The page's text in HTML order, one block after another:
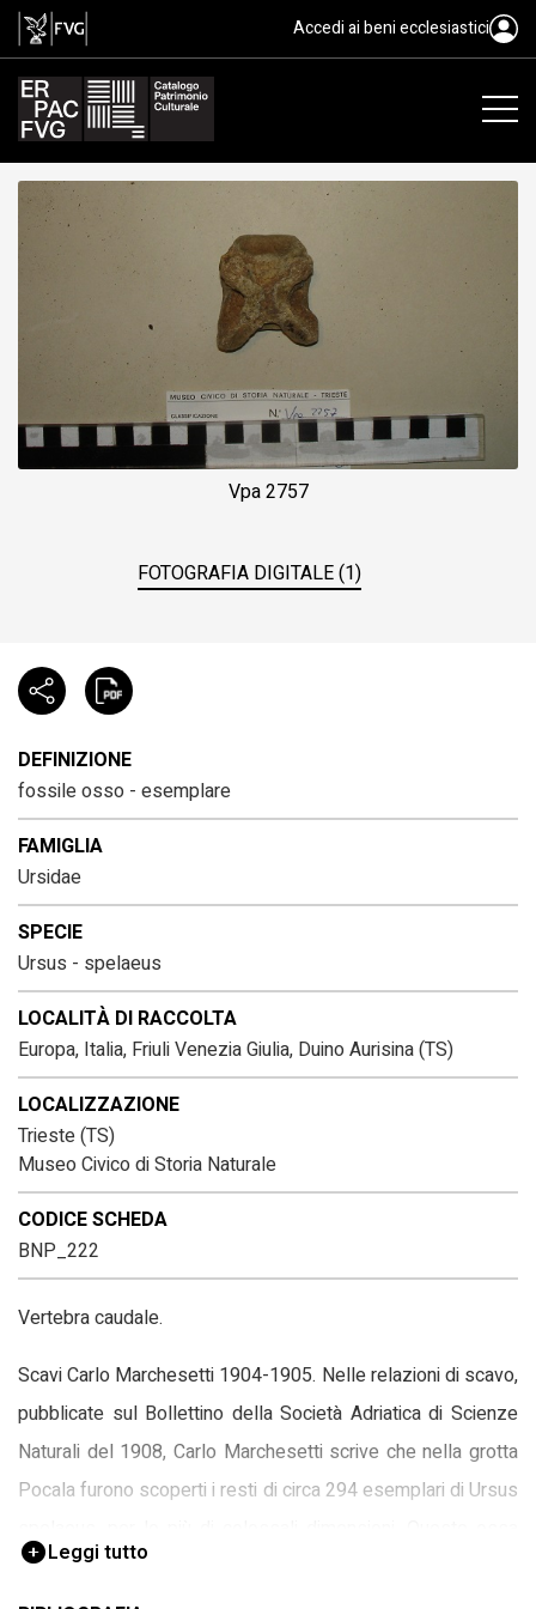
fossile, Animalia, Mammalia
Accedi ai beni ecclesiastici
Vpa 2757
FOTOGRAFIA DIGITALE (1)
DEFINIZIONE
fossile osso - esemplare
FAMIGLIA
Ursidae
SPECIE
Ursus - spelaeus
LOCALITÀ DI RACCOLTA
Europa, Italia, Friuli Venezia Giulia, Duino Aurisina (TS)
LOCALIZZAZIONE
Trieste (TS)
Museo Civico di Storia Naturale
CODICE SCHEDA
BNP_222
Vertebra caudale.
Scavi Carlo Marchesetti 1904-1905. Nelle relazioni di scavo,
pubblicate sul Bollettino della Società Adriatica di Scienze
Naturali del 1908, Carlo Marchesetti scrive che nella grotta
Pocala furono scoperti i resti di circa 294 esemplari di Ursus
fossili presentano una ottima conservazione.
Leggi tutto